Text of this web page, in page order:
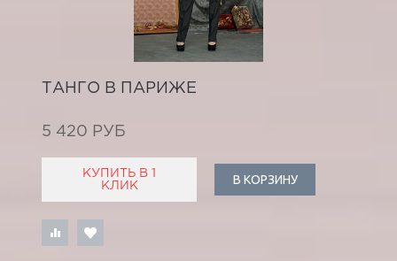
ТАНГО В ПАРИЖЕ
5 420 РУБ
КУПИТЬ В 1
КЛИК
В КОРЗИНУ